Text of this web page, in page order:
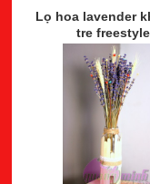
Lọ hoa lavender
tre freestyle